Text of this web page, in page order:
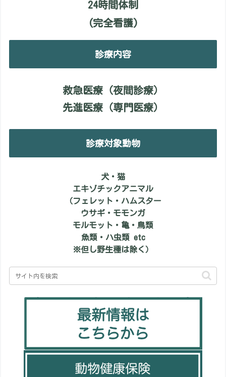
24時間体制
(完全看護)
診療内容
救急医療（夜間診療）
先進医療（専門医療）
診療対象動物
犬・猫
エキゾチックアニマル
（フェレット・ハムスター
ウサギ・モモンガ
モルモット・亀・鳥類
魚類・ハ虫類 etc
※但し野生種は除く）